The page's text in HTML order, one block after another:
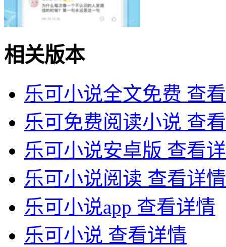
相关版本
乐可小说全文免费 查
乐可免费阅读小说 查
乐可小说安卓版 查看
乐可小说阅读 查看详情
乐可小说app 查看详情
乐可小说 查看详情